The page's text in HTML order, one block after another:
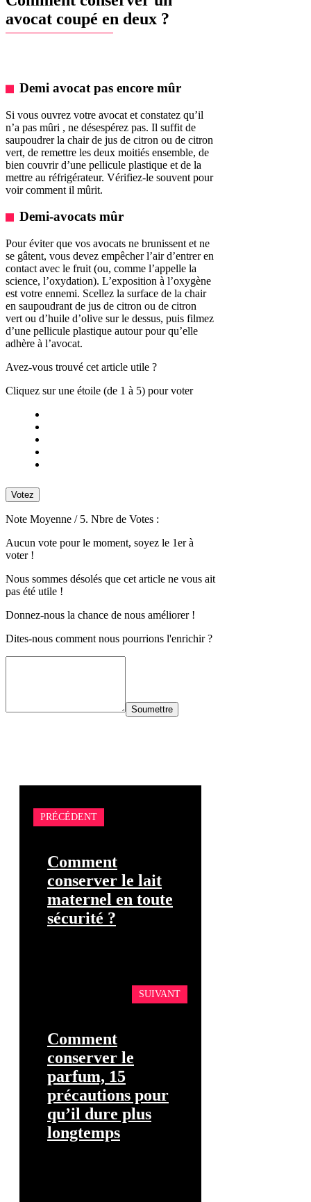
avocat coupé en deux ?
Demi avocat pas encore mûr
Si vous ouvrez votre avocat et constatez qu’il
n’a pas mûri , ne désespérez pas. Il suffit de
saupoudrer la chair de jus de citron ou de citron
vert, de remettre les deux moitiés ensemble, de
bien couvrir d’une pellicule plastique et de la
mettre au réfrigérateur. Vérifiez-le souvent pour
voir comment il mûrit.
Demi-avocats mûr
Pour éviter que vos avocats ne brunissent et ne
se gâtent, vous devez empêcher l’air d’entrer en
contact avec le fruit (ou, comme l’appelle la
science, l’oxydation). L’exposition à l’oxygène
est votre ennemi. Scellez la surface de la chair
en saupoudrant de jus de citron ou de citron
vert ou d’huile d’olive sur le dessus, puis filmez
d’une pellicule plastique autour pour qu’elle
adhère à l’avocat.
Avez-vous trouvé cet article utile ?
Cliquez sur une étoile (de 1 à 5) pour voter
Votez
Note Moyenne / 5. Nbre de Votes :
Aucun vote pour le moment, soyez le 1er à
voter !
Nous sommes désolés que cet article ne vous ait
pas été utile !
Donnez-nous la chance de nous améliorer !
Dites-nous comment nous pourrions l'enrichir ?
Soumettre
PRÉCÉDENT
Comment
conserver le lait
maternel en toute
sécurité ?
SUIVANT
Comment
conserver le
parfum, 15
précautions pour
qu’il dure plus
longtemps